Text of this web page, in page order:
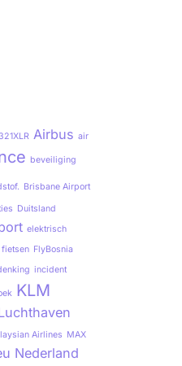
Airbus air
beveiliging
Brisbane Airport
Duitsland
elektrisch
fietsen FlyBosnia
incident
KLM
Airlines MAX
Nederland